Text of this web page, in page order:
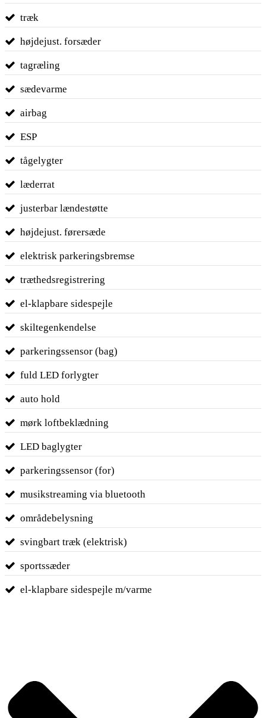
træk
højdejust. forsæder
tagræling
sædevarme
airbag
ESP
tågelygter
læderrat
justerbar lændestøtte
højdejust. førersæde
elektrisk parkeringsbremse
træthedsregistrering
el-klapbare sidespejle
skiltegenkendelse
parkeringssensor (bag)
fuld LED forlygter
auto hold
mørk loftbeklædning
LED baglygter
parkeringssensor (for)
musikstreaming via bluetooth
områdebelysning
svingbart træk (elektrisk)
sportssæder
el-klapbare sidespejle m/varme